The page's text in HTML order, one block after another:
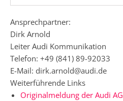
Ansprechpartner:
Dirk Arnold
Leiter Audi Kommunikation
Telefon: +49 (841) 89-92033
E-Mail: dirk.arnold@audi.de
Weiterführende Links
Originalmeldung der Audi AG